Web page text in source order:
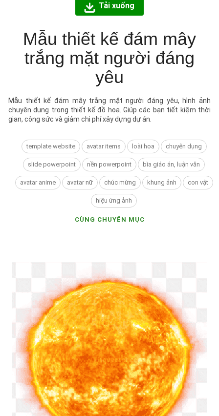
Tải xuống
Mẫu thiết kế đám mây
trắng mặt người đáng
yêu
Mẫu thiết kế đám mây trắng mặt người đáng yêu, hình ảnh
chuyên dụng trong thiết kế đồ họa. Giúp các bạn tiết kiệm thời
gian, công sức và giảm chi phí xây dựng dự án.
template website avatar items loài hoa chuyên dụng
slide powerpoint nền powerpoint bìa giáo án, luận văn
avatar anime avatar nữ chúc mừng khung ảnh con vật
hiệu ứng ảnh
CÙNG CHUYÊN MỤC